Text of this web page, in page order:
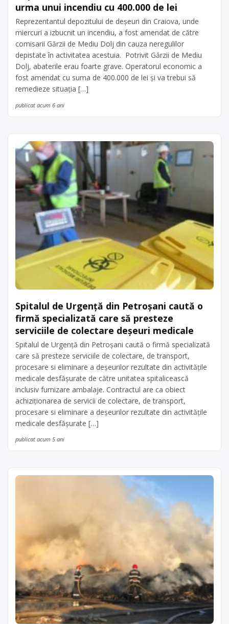
urma unui incendiu cu 400.000 de lei
Reprezentantul depozitului de deşeuri din Craiova, unde
miercuri a izbucnit un incendiu, a fost amendat de către
comisarii Gărzii de Mediu Dolj din cauza neregulilor
depistate în activitatea acestuia. Potrivit Gărzii de Mediu
Dolj, abaterile erau foarte grave. Operatorul economic a
fost amendat cu suma de 400.000 de lei şi va trebui să
remedieze situaţia […]
publicat acum 6 ani
Spitalul de Urgență din Petroșani caută o
firmă specializată care să presteze
serviciile de colectare deșeuri medicale
Spitalul de Urgență din Petroșani caută o firmă specializată
care să presteze serviciile de colectare, de transport,
procesare si eliminare a deşeurilor rezultate din activităţile
medicale desfăşurate de către unitatea spitalicească
inclusiv furnizare ambalaje. Contractul are ca obiect
achiziționarea de servicii de colectare, de transport,
procesare si eliminare a deşeurilor rezultate din activităţile
medicale desfăşurate […]
publicat acum 5 ani